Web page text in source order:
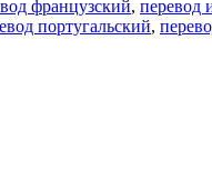
французский, перевод
португальский,